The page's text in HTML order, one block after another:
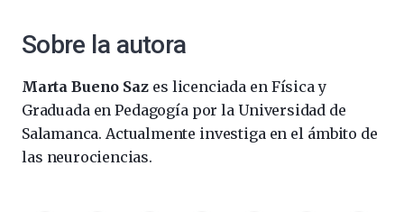
Sobre la autora
Marta Bueno Sazes licenciada en Física y
Graduada en Pedagogía por la Universidad de
Salamanca. Actualmente investiga en el ámbito de
las neurociencias.